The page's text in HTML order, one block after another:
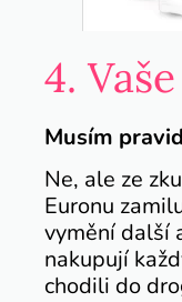
4.
Musím
Ne, ale ze
Euronu
vymění další
nakupují
chodili do